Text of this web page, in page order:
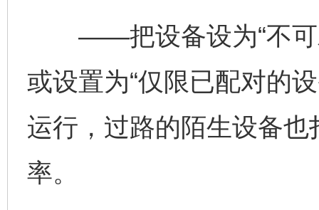
——把设备设为“不可发
或设置为“仅限已配对的
运行，过路的陌生设备
率。
完善运行机制助力责任有效落实 一纸欠